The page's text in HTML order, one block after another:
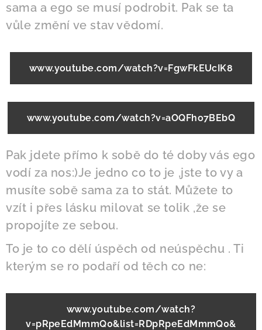
sama a ego se musí podrobit. Pak se ta
vůle změní ve stav vědomí.
www.youtube.com/watch?v=FgwFkEUcIK8
www.youtube.com/watch?v=aOQFho7BEbQ
Pak jdete přímo k sobě do té doby vás ego
vodí za nos:)Je jedno co to je ,jste to vy a
musíte sobě sama za to stát. Můžete to
vzít i přes lásku milovat se tolik ,že se
propojíte ze sebou.
To je to co dělí úspěch od neúspěchu . Ti
kterým se ro podaří od těch co ne:
www.youtube.com/watch?
v=pRpeEdMmmQ0&list=RDpRpeEdMmmQ0&